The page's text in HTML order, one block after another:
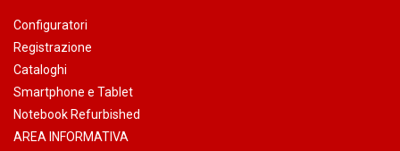
Configuratori
Registrazione
Cataloghi
Smartphone e Tablet
Notebook Refurbished
AREA INFORMATIVA